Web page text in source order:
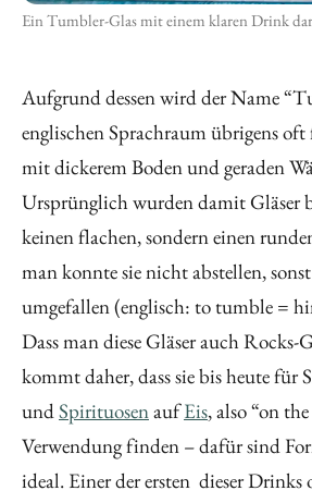
Ein Tumbler-Glas mit einem klaren Drink
Aufgrund dessen wird der Name
englischen Sprachraum übrigens
mit dickerem Boden und geraden
Ursprünglich wurden damit Gläser
keinen flachen, sondern einen
man konnte sie nicht abstellen,
umgefallen (englisch: to tumble =
Dass man diese Gläser auch Rocks-
kommt daher, dass sie bis heute für
undSpirituosenaufEis, also “on
Verwendung finden – dafür sind
ideal. Einer der ersten dieser Drinks